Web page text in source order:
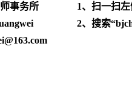
事务所
1、扫一扫
2、搜索